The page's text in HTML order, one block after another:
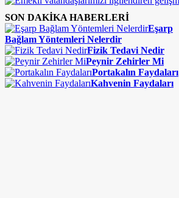
SON DAKİKA HABERLERİ
Eşarp
Bağlam Yöntemleri Nelerdir
Fizik Tedavi Nedir
Peynir Zehirler Mi
Portakalın Faydaları
Kahvenin Faydaları